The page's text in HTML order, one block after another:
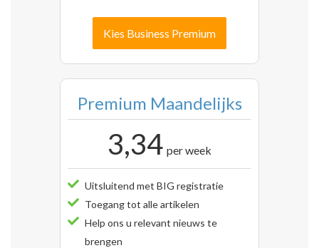
Kies Business Premium
Premium Maandelijks
3,34 per week
Uitsluitend met BIG registratie
Toegang tot alle artikelen
Help ons u relevant nieuws te
brengen